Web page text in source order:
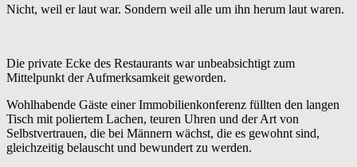
Nicht, weil er laut war. Sondern weil alle um ihn herum laut waren.
Die private Ecke des Restaurants war unbeabsichtigt zum
Mittelpunkt der Aufmerksamkeit geworden.
Wohlhabende Gäste einer Immobilienkonferenz füllten den langen
Tisch mit poliertem Lachen, teuren Uhren und der Art von
Selbstvertrauen, die bei Männern wächst, die es gewohnt sind,
gleichzeitig belauscht und bewundert zu werden.